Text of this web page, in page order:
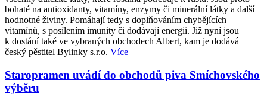
bohaté na antioxidanty, vitamíny, enzymy či minerální látky a další
hodnotné živiny. Pomáhají tedy s doplňováním chybějících
vitamínů, s posílením imunity či dodávají energii. Již nyní jsou
k dostání také ve vybraných obchodech Albert, kam je dodává
český pěstitel Bylinky s.r.o. Více
Staropramen uvádí do obchodů piva Smíchovského
výběru